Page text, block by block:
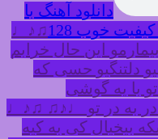
دانلود آهنگ با
خوب 128
♫♪♩
این حال خرابم
دلتنگیو حسی که
با یه گوشی
در به در تو ♩♪♫ ♫♪♩
بیخیال کی به کیه